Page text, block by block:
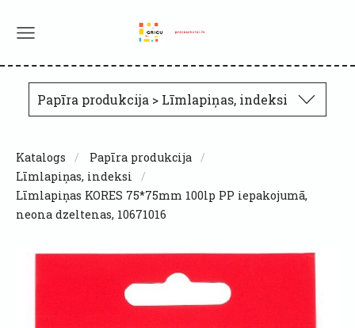
Papīra produkcija > Līmlapiņas, indeksi
Katalogs
Papīra produkcija
Līmlapiņas, indeksi
Līmlapiņas KORES 75*75mm 100lp PP iepakojumā,
neona dzeltenas, 10671016